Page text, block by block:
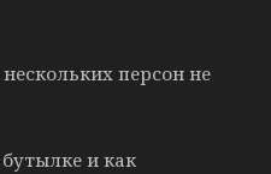
персон не
и как